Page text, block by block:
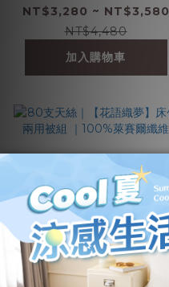
｜100%萊賽爾纖維
NT$3,280 ~ NT$3,580
NT$4,480
加入購物車